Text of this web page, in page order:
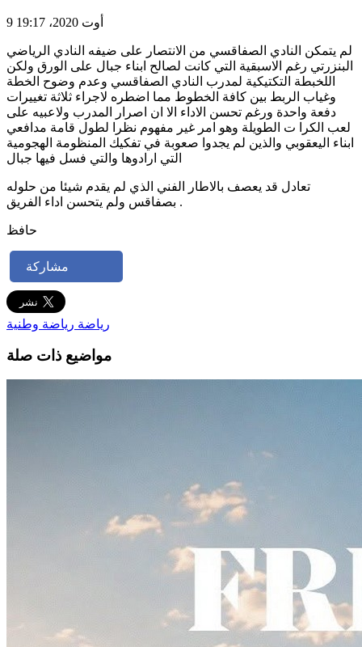
9 أوت 2020، 19:17
لم يتمكن النادي الصفاقسي من الانتصار على ضيفه النادي الرياضي
البنزرتي رغم الاسبقية التي كانت لصالح ابناء جبال على الورق ولكن
اللخبطة التكتيكية لمدرب النادي الصفاقسي وعدم وضوح الخطة
وغياب الربط بين كافة الخطوط مما اضطره لاجراء ثلاثة تغييرات
دفعة واحدة ورغم تحسن الاداء الا ان اصرار المدرب ولاعبيه على
لعب الكرا ت الطويلة وهو امر غير مفهوم نظرا لطول قامة مدافعي
ابناء اليعقوبي والذين لم يجدوا صعوبة في تفكيك المنظومة الهجومية
التي ارادوها والتي فسل فيها جبال
تعادل قد يعصف بالاطار الفني الذي لم يقدم شيئا من حلوله
بصفاقس ولم يتحسن اداء الفريق .
حافظ
مشاركة
رياضة رياضة وطنية
مواضيع ذات صلة